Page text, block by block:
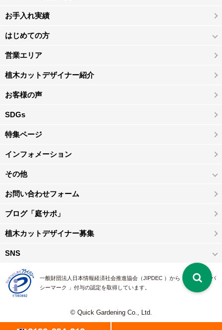
お手入れ実績
はじめての方
営業エリア
植木カットデザイナー紹介
お客様の声
SDGs
特集ページ
インフォメーション
その他
お問い合わせフォーム
ブログ「庭サポ」
植木カットデザイナー募集
SNS
一般財団法人日本情報経済社会推進協会（JIPDEC ）から 、「 プライバ
シーマーク 」付与の認定を取得しています。
© Quick Gardening Co., Ltd.